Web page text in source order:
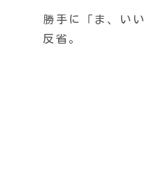
勝手に「ま、い
反省。